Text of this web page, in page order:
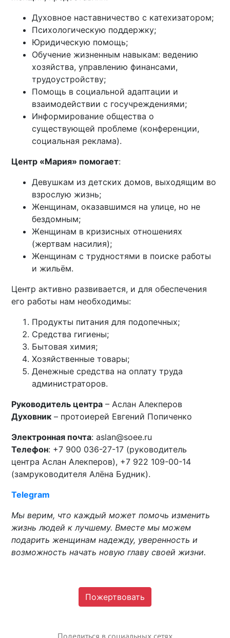
Духовное наставничество с катехизатором;
Психологическую поддержку;
Юридическую помощь;
Обучение жизненным навыкам: ведению
хозяйства, управлению финансами,
трудоустройству;
Помощь в социальной адаптации и
взаимодействии с госучреждениями;
Информирование общества о
существующей проблеме (конференции,
социальная реклама).
Центр «Мария» помогает:
Девушкам из детских домов, выходящим во
взрослую жизнь;
Женщинам, оказавшимся на улице, но не
бездомным;
Женщинам в кризисных отношениях
(жертвам насилия);
Женщинам с трудностями в поиске работы
и жильём.
Центр активно развивается, и для обеспечения
его работы нам необходимы:
Продукты питания для подопечных;
Средства гигиены;
Бытовая химия;
Хозяйственные товары;
Денежные средства на оплату труда
администраторов.
Руководитель центра – Аслан Алекперов
Духовник – протоиерей Евгений Попиченко
Электронная почта:aslan@soee.ru
Телефон: +7 900 036-27-17 (руководитель
центра Аслан Алекперов), +7 922 109-00-14
(замруководителя Алёна Будник).
Telegram
Мы верим, что каждый может помочь изменить
жизнь людей к лучшему. Вместе мы можем
подарить женщинам надежду, уверенность и
возможность начать новую главу своей жизни.
Пожертвовать